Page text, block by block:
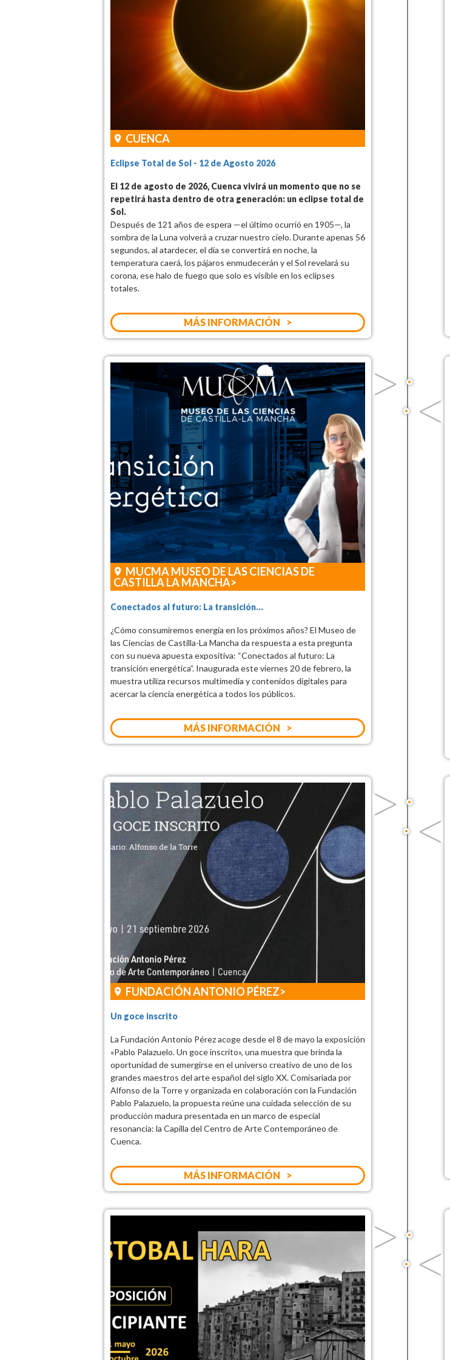
CUENCA
Eclipse Total de Sol - 12 de Agosto 2026
El 12 de agosto de 2026, Cuenca vivirá un momento que no se
repetirá hasta dentro de otra generación: un eclipse total de
Sol.
Después de 121 años de espera —el último ocurrió en 1905—, la
sombra de la Luna volverá a cruzar nuestro cielo. Durante apenas 56
segundos, al atardecer, el día se convertirá en noche, la
temperatura caerá, los pájaros enmudecerán y el Sol revelará su
corona, ese halo de fuego que solo es visible en los eclipses
totales.
MÁS INFORMACIÓN
MUCMA MUSEO DE LAS CIENCIAS DE
CASTILLA LA MANCHA
Conectados al futuro: La transición...
¿Cómo consumiremos energía en los próximos años? El Museo de
las Ciencias de Castilla-La Mancha da respuesta a esta pregunta
con su nueva apuesta expositiva: “Conectados al futuro: La
transición energética”. Inaugurada este viernes 20 de febrero, la
muestra utiliza recursos multimedia y contenidos digitales para
acercar la ciencia energética a todos los públicos.
MÁS INFORMACIÓN
FUNDACIÓN ANTONIO PÉREZ
Un goce inscrito
La Fundación Antonio Pérez acoge desde el 8 de mayo la exposición
«Pablo Palazuelo. Un goce inscrito», una muestra que brinda la
oportunidad de sumergirse en el universo creativo de uno de los
grandes maestros del arte español del siglo XX. Comisariada por
Alfonso de la Torre y organizada en colaboración con la Fundación
Pablo Palazuelo, la propuesta reúne una cuidada selección de su
producción madura presentada en un marco de especial
resonancia: la Capilla del Centro de Arte Contemporáneo de
Cuenca.
MÁS INFORMACIÓN